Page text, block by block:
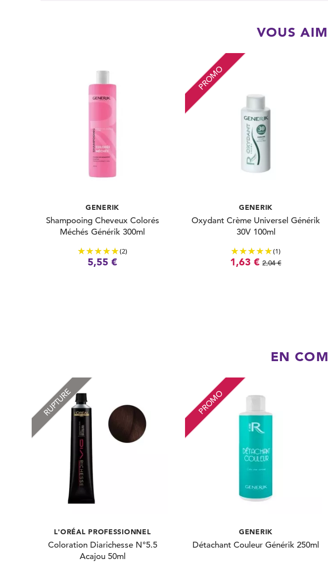
VOUS
GENERIK
Shampooing Cheveux Colorés
Méchés Générik 300ml
(2)
5,55 €
PROMO
GENERIK
Oxydant Crème Universel Générik
30V 100ml
(1)
1,63 € 2,04 €
EN
RUPTURE
L'ORÉAL PROFESSIONNEL
Coloration Diarichesse N°5.5
Acajou 50ml
PROMO
GENERIK
Détachant Couleur Générik 250ml